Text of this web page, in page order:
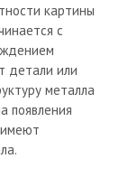
картины
с
детали или
металла
появления